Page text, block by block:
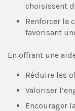
choisissent
Renforcer la
favorisant
En offrant une
Réduire les
Valoriser
Encourager